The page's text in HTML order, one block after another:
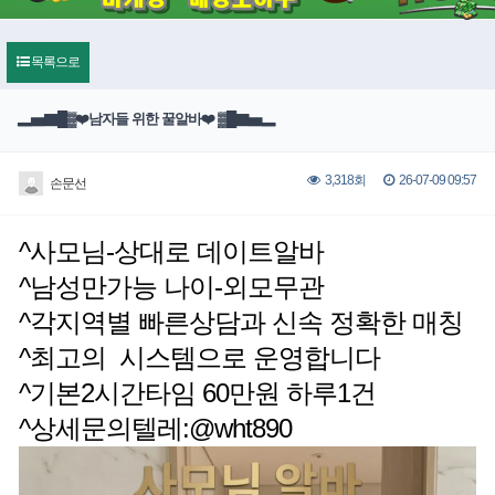
목록으로
▂▅▇█▓❤️남자들 위한 꿀알바❤️ ▓█▇▅▂
손문선 3,318회 26-07-09 09:57
^사모님-상대로 데이트알바
^남성만가능 나이-외모무관
^각지역별 빠른상담과 신속 정확한 매칭
^최고의 시스템으로 운영합니다
^기본2시간타임 60만원 하루1건
^상세문의텔레:@wht890